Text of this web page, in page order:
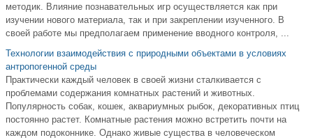
методик. Влияние познавательных игр осуществляется как при
изучении нового материала, так и при закреплении изученного. В
своей работе мы предполагаем применение вводного контроля, ...
Технологии взаимодействия с природными объектами в условиях
антропогенной среды
Практически каждый человек в своей жизни сталкивается с
проблемами содержания комнатных растений и животных.
Популярность собак, кошек, аквариумных рыбок, декоративных птиц
постоянно растет. Комнатные растения можно встретить почти на
каждом подоконнике. Однако живые существа в человеческом